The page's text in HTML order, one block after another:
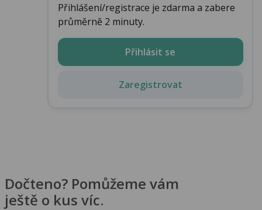
Přihlášení/registrace je zdarma a zabere
průměrně 2 minuty.
Přihlásit se
Zaregistrovat
Dočteno? Pomůžeme vám
ještě o kus víc.